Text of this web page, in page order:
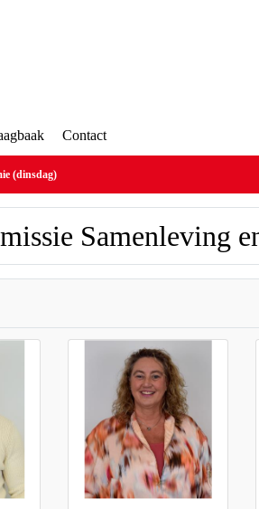
Contact
(dinsdag)
Samenleving